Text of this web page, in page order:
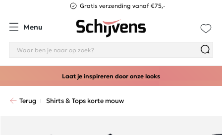
Gratis verzending vanaf €75,-
Menu
Laat je inspireren door onze looks
Terug Shirts & Tops korte mouw